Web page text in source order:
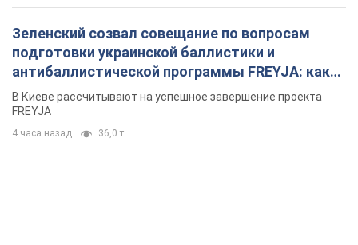
Зеленский созвал совещание по вопросам
подготовки украинской баллистики и
антибаллистической программы FREYJA: какие
решения готовятся
В Киеве рассчитывают на успешное завершение проекта
FREYJA
4 часа назад 36,0 т.